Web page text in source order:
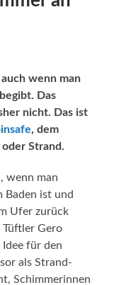
wenn man
Das
nicht. Das ist
, dem
Strand.
wenn man
Baden ist und
Ufer zurück
Tüftler Gero
für den
als Strand-
Schimmerinnen